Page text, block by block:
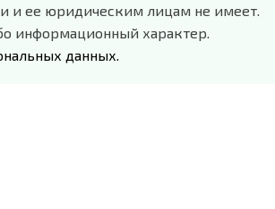
и ее юридическим лицам не имеет.
информационный характер.
данных.